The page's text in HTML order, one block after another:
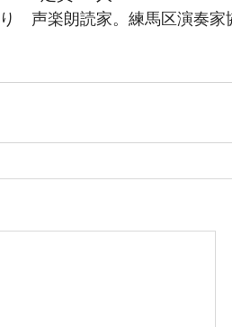
　声楽朗読家。練馬区演奏